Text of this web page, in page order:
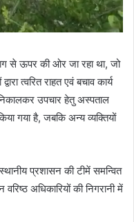
से ऊपर की ओर जा रहा था, जो
त्वरित राहत एवं बचाव कार्य
उपचार हेतु अस्पताल
गया है, जबकि अन्य व्यक्तियों
प्रशासन की टीमें समन्वित
अधिकारियों की निगरानी में